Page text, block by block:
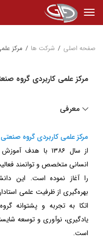
صفحه اصلی / شرکت ها / مرکز
مرکز علمی کاربردی گروه
معرفی
مرکز علمی کاربردی گروه
از سال ۱۳۸۶ با هدف
انسانی متخصص و توانمند
را آغاز نموده است. این
بهره‌گیری از ظرفیت علمی
اتکا به تجربه و پشتوانه
یادگیری، نوآوری و توسعه
است.